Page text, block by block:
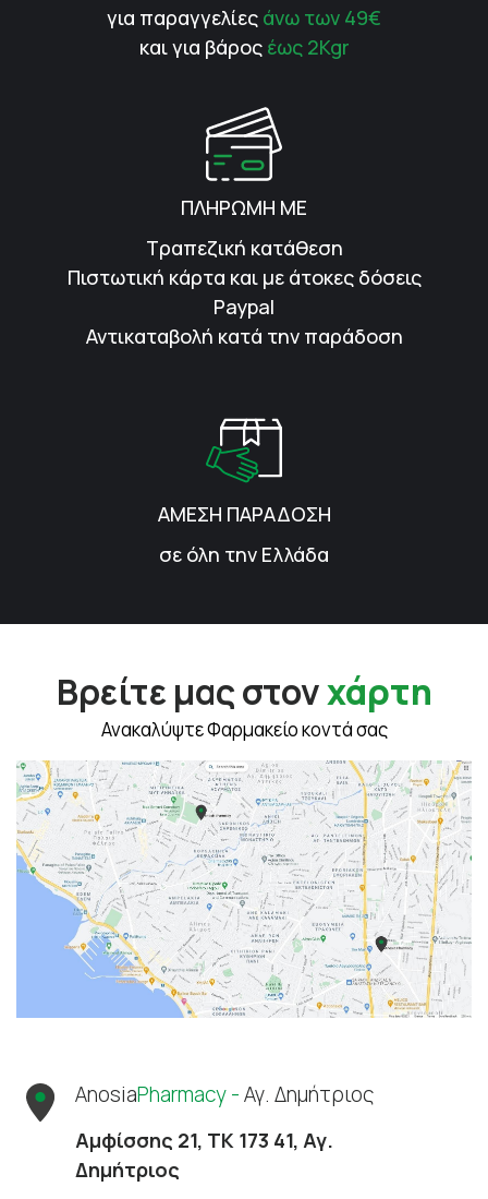
για παραγγελίες άνω των 49€
και για βάρος έως 2Kgr
ΠΛΗΡΩΜΗ ΜΕ
Τραπεζική κατάθεση
Πιστωτική κάρτα και με άτοκες δόσεις
Paypal
Αντικαταβολή κατά την παράδοση
ΑΜΕΣΗ ΠΑΡΑΔΟΣΗ
σε όλη την Ελλάδα
Βρείτε μας στονχάρτη
Ανακαλύψτε Φαρμακείο κοντά σας
AnosiaPharmacy -Αγ. Δημήτριος
Αμφίσσης 21, ΤΚ 173 41, Αγ.
Δημήτριος